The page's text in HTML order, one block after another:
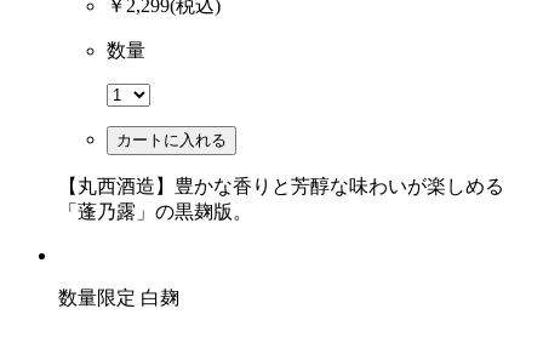
￥2,299(税込)
数量
カートに入れる
【丸西酒造】豊かな香りと芳醇な味わいが楽しめる
「蓬乃露」の黒麹版。
数量限定 白麹